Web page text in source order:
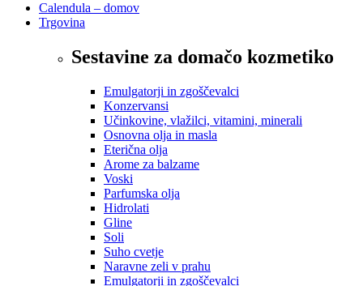
Calendula – domov
Trgovina
Sestavine za domačo kozmetiko
Emulgatorji in zgoščevalci
Konzervansi
Učinkovine, vlažilci, vitamini, minerali
Osnovna olja in masla
Eterična olja
Arome za balzame
Voski
Parfumska olja
Hidrolati
Gline
Soli
Suho cvetje
Naravne zeli v prahu
Emulgatorji in zgoščevalci